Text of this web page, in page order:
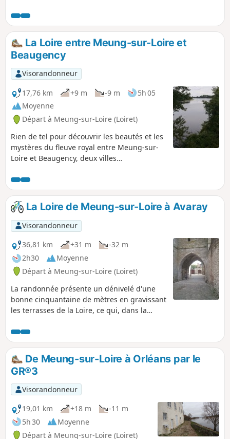
plus d'un millénaire.
La Loire entre Meung-sur-Loire et
Beaugency
Visorandonneur
17,76 km
+9 m -9 m
5h 05
Moyenne
Départ à Meung-sur-Loire (Loiret)
Rien de tel pour découvrir les beautés et les
mystères du fleuve royal entre Meung-sur-
Loire et Beaugency, deux villes
suivre le circuit de la Loire à vélo sur sa rive
droite et la levée, destinée à contenir les
crues, sur sa rive gauche. Très fréquenté
dans sa première partie, l'itinéraire vous
réservera ensuite une vue panoramique sur
le val de Loire en même temps que la
quiétude.
La Loire de Meung-sur-Loire à Avaray
Visorandonneur
36,81 km
+31 m
-32 m
2h30
Moyenne
Départ à Meung-sur-Loire (Loiret)
La randonnée présente un dénivelé d'une
bonne cinquantaine de mètres en gravissant
les terrasses de la Loire, ce qui, dans la
Elle offre de belles vues sur la Loire et
permet d'apprécier l'intérêt historique des
villes et villages traversés : Meung-sur-Loire
et Beaugency en particulier.
De Meung-sur-Loire à Orléans par le
GR®3
Visorandonneur
19,01 km
+18 m
-11 m
5h 30
Moyenne
Départ à Meung-sur-Loire (Loiret)